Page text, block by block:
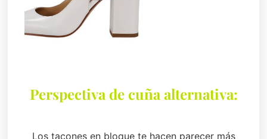
Perspectiva de cuña alternativa:
Los tacones en bloque te hacen parecer más